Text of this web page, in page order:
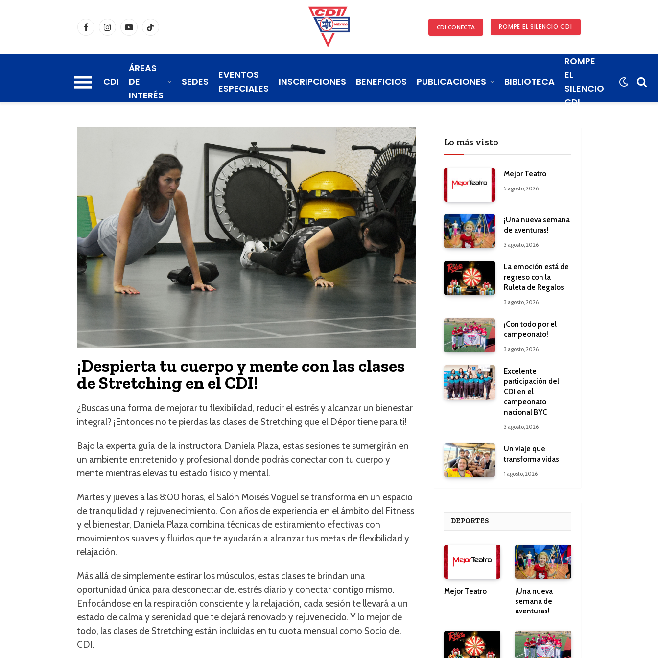
FacebookInstagramYouTubeTikTok CDI CONECTA ROMPE EL SILENCIO CDI
CDI
ÁREAS
DE
INTERÉS
SEDES
EVENTOS
ESPECIALES
INSCRIPCIONES BENEFICIOS PUBLICACIONES BIBLIOTECA
ROMPE
EL
SILENCIO
CDI
¡Despierta tu cuerpo y mente con las clases
de Stretching en el CDI!
¿Buscas una forma de mejorar tu flexibilidad, reducir el estrés y alcanzar un bienestar
integral? ¡Entonces no te pierdas las clases de Stretching que el Dépor tiene para ti!
Bajo la experta guía de la instructora Daniela Plaza, estas sesiones te sumergirán en
un ambiente entretenido y profesional donde podrás conectar con tu cuerpo y
mente mientras elevas tu estado físico y mental.
Martes y jueves a las 8:00 horas, el Salón Moisés Voguel se transforma en un espacio
de tranquilidad y rejuvenecimiento. Con años de experiencia en el ámbito del Fitness
y el bienestar, Daniela Plaza combina técnicas de estiramiento efectivas con
movimientos suaves y fluidos que te ayudarán a alcanzar tus metas de flexibilidad y
relajación.
Más allá de simplemente estirar los músculos, estas clases te brindan una
oportunidad única para desconectar del estrés diario y conectar contigo mismo.
Enfocándose en la respiración consciente y la relajación, cada sesión te llevará a un
estado de calma y serenidad que te dejará renovado y rejuvenecido. Y lo mejor de
todo, las clases de Stretching están incluidas en tu cuota mensual como Socio del
CDI.
Lo más visto
Mejor Teatro
5 agosto, 2026
¡Una nueva semana
de aventuras!
3 agosto, 2026
La emoción está de
regreso con la
Ruleta de Regalos
3 agosto, 2026
¡Con todo por el
campeonato!
3 agosto, 2026
Excelente
participación del
CDI en el
campeonato
nacional BYC
3 agosto, 2026
Un viaje que
transforma vidas
1 agosto, 2026
DEPORTES
Mejor Teatro
¡Una nueva
semana de
aventuras!